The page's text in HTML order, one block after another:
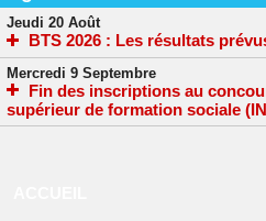
Jeudi 20 Août
BTS 2026 : Les résultats
Mercredi 9 Septembre
Fin des inscriptions au
supérieur de formation sociale